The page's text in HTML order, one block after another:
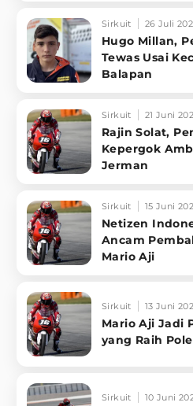
Sirkuit 26 Juli
Hugo Millan,
Tewas Usai
Balapan
Sirkuit 21 Juni
Rajin Solat,
Kepergok
Jerman
Sirkuit 15 Juni
Netizen
Ancam
Mario Aji
Sirkuit 13 Juni
Mario Aji Jadi
yang Raih
Sirkuit 10 Juni